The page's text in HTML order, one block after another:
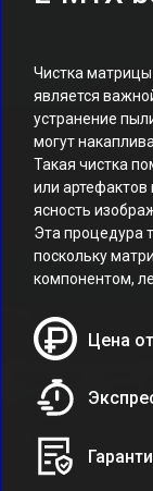
Чистка
является
устранение
могут
Такая чистка
или артефактов
ясность
Эта процедура
поскольку
компонентом,
Цена от